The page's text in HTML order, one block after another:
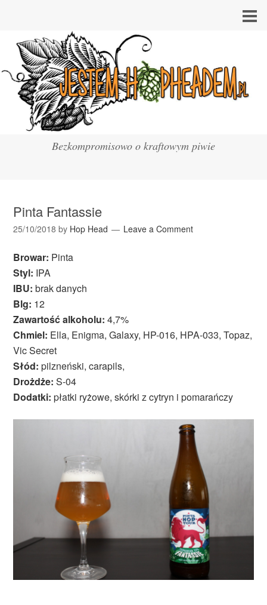
Bezkompromisowo o kraftowym piwie
Pinta Fantassie
25/10/2018 by Hop Head Leave a Comment
Browar: Pinta
Styl: IPA
IBU: brak danych
Blg: 12
Zawartość alkoholu: 4,7%
Chmiel: Ella, Enigma, Galaxy, HP-016, HPA-033, Topaz,
Vic Secret
Słód: pilzneński, carapils,
Drożdże: S-04
Dodatki: płatki ryżowe, skórki z cytryn i pomarańczy